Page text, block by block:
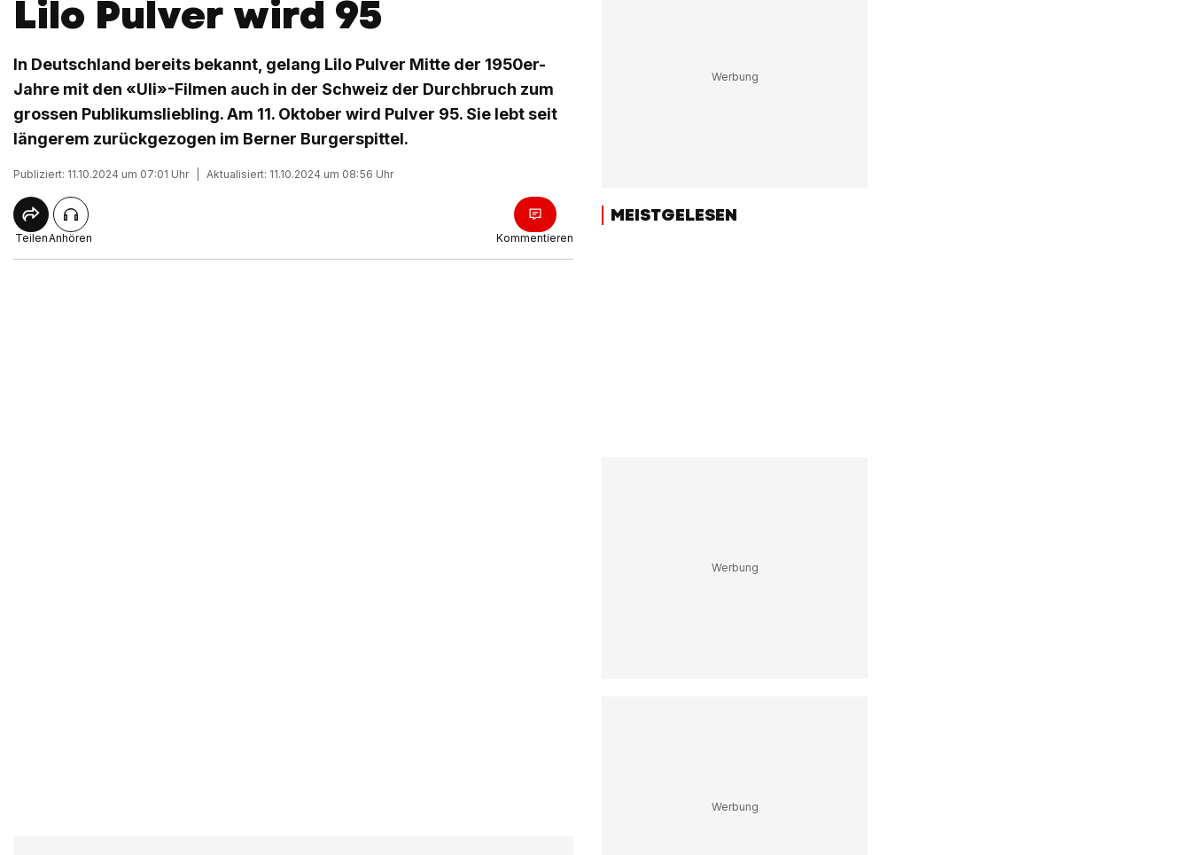
Lilo Pulver wird 95
In Deutschland bereits bekannt, gelang Lilo Pulver Mitte der 1950er-
Jahre mit den «Uli»-Filmen auch in der Schweiz der Durchbruch zum
grossen Publikumsliebling. Am 11. Oktober wird Pulver 95. Sie lebt seit
längerem zurückgezogen im Berner Burgerspittel.
Publiziert: 11.10.2024 um 07:01 Uhr Aktualisiert: 11.10.2024 um 08:56 Uhr
TeilenAnhören Kommentieren
MEISTGELESEN